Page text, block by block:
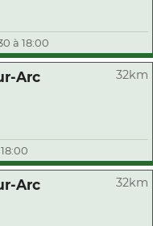
à 18:00
Arc 32km
Arc 32km